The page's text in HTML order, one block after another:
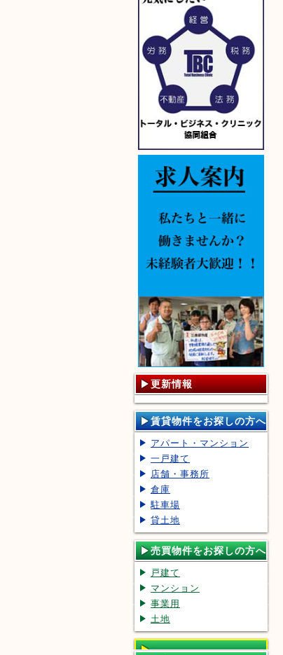
更新情報
賃貸物件をお探しの方へ
アパート・マンション
一戸建て
店舗・事務所
倉庫
駐車場
貸土地
売買物件をお探しの方へ
戸建て
マンション
事業用
土地